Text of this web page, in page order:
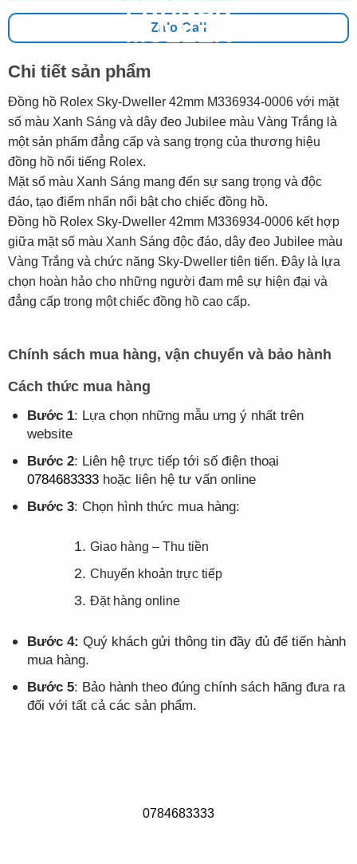
Zalo Call
Chi tiết sản phẩm
Đồng hồ Rolex Sky-Dweller 42mm M336934-0006 với mặt
số màu Xanh Sáng và dây đeo Jubilee màu Vàng Trắng là
một sản phẩm đẳng cấp và sang trọng của thương hiệu
đồng hồ nổi tiếng Rolex.
Mặt số màu Xanh Sáng mang đến sự sang trọng và độc
đáo, tạo điểm nhấn nổi bật cho chiếc đồng hồ.
Đồng hồ Rolex Sky-Dweller 42mm M336934-0006 kết hợp
giữa mặt số màu Xanh Sáng độc đáo, dây đeo Jubilee màu
Vàng Trắng và chức năng Sky-Dweller tiên tiến. Đây là lựa
chọn hoàn hảo cho những người đam mê sự hiện đại và
đẳng cấp trong một chiếc đồng hồ cao cấp.
Chính sách mua hàng, vận chuyển và bảo hành
Cách thức mua hàng
Bước 1: Lựa chọn những mẫu ưng ý nhất trên
website
Bước 2: Liên hệ trực tiếp tới số điện thoại
0784683333hoặc liên hệ tư vấn online
Bước 3: Chọn hình thức mua hàng:
Giao hàng – Thu tiền
Chuyển khoản trực tiếp
Đặt hàng online
Bước 4: Quý khách gửi thông tin đầy đủ để tiến hành
mua hàng.
Bước 5: Bảo hành theo đúng chính sách hãng đưa ra
đối với tất cả các sản phẩm.
0784683333